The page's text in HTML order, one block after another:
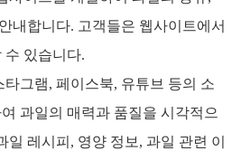
내합니다. 고객들은 웹사이트에서
수 있습니다.
그램, 페이스북, 유튜브 등의 소
과일의 매력과 품질을 시각적으
일 레시피, 영양 정보, 과일 관련 이